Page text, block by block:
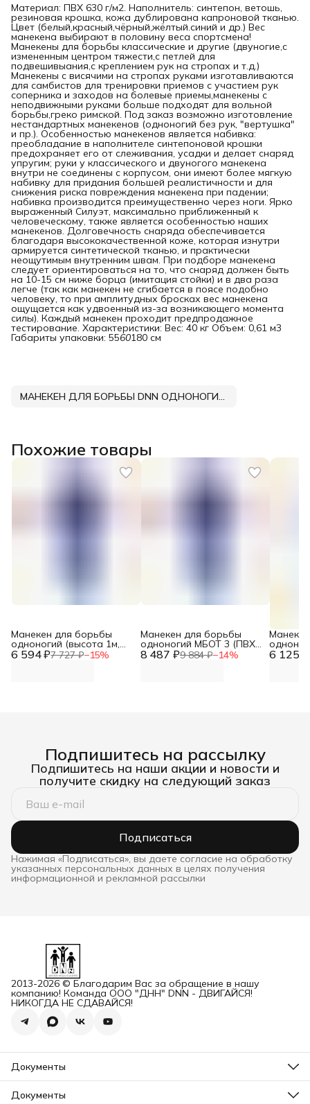
Материал: ПВХ 630 г/м2. Наполнитель: синтепон, ветошь,
резиновая крошка, кожа дублирована капроновой тканью.
Цвет (белый,красный,чёрный,жёлтый.синий и др.) Вес
манекена выбирают в половину веса спортсмена!
Манекены для борьбы классические и другие (двуногие,с
измененным центром тяжести,с петлей для
подвешивыания,с креплением рук на стропах и т.д.)
Манекены с висячими на стропах руками изготавливаются
для самбистов для тренировки приемов с участием рук
соперника и заходов на болевые приемы,манекены с
неподвижными руками больше подходят для вольной
борьбы,греко римской. Под заказ возможно изготовление
нестандартных манекенов (одноногий без рук, "вертушка"
и пр.). Особенностью манекенов является набивка:
преобладание в наполнителе синтепоновой крошки
предохраняет его от слеживания, усадки и делает снаряд
упругим; руки у классического и двуногого манекена
внутри не соединены с корпусом, они имеют более мягкую
набивку для придания большей реалистичности и для
снижения риска повреждения манекена при падении;
набивка производится преимущественно через ноги. Ярко
выраженный Силуэт, максимально приближенный к
человеческому, также является особенностью наших
манекенов. Долговечность снаряда обеспечивается
благодаря высококачественной коже, которая изнутри
армируется синтетической тканью, и практически
неощутимым внутренним швам. При подборе манекена
следует ориентироваться на то, что снаряд должен быть
на 10-15 см ниже борца (имитация стойки) и в два раза
легче (так как манекен не сгибается в поясе подобно
человеку, то при амплитудных бросках вес манекена
ощущается как удвоенный из-за возникающего момента
силы). Каждый манекен проходит предпродажное
тестирование. Характеристики: Вес: 40 кг Объем: 0,61 м3
Габариты упаковки: 5560180 см
МАНЕКЕН ДЛЯ БОРЬБЫ DNN ОДНОНОГИЙ ТЕНТ
Похожие товары
6 594 ₽7 727 ₽−15%
Манекен для борьбы
одноногий (высота 1м,
вес 15 кг, натуральная 8 487 ₽9 884 ₽−14%
Манекен для борьбы
одноногий МБОТ 3 (ПВХ
630 г/м2, высота 1,4 м, вес 6 125 ₽
МБОТБР
Подпишитесь на рассылку
Подпишитесь на наши акции и новости и
получите скидку на следующий заказ
Подписаться
Нажимая «Подписаться», вы даете согласие на обработку
указанных персональных данных в целях получения
информационной и рекламной рассылки
2013-2026 © Благодарим Вас за обращение в нашу
компанию! Команда ООО "ДНН" DNN - ДВИГАЙСЯ!
НИКОГДА НЕ СДАВАЙСЯ!
Документы
Карточка ООО ДННСПОРТ
Документы